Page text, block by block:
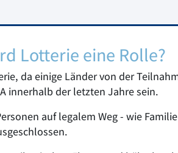
Lotterie eine Rolle?
da einige Länder von der
innerhalb der letzten Jahre sein.
auf legalem Weg - wie